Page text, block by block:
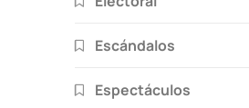
Escándalos
Espectáculos